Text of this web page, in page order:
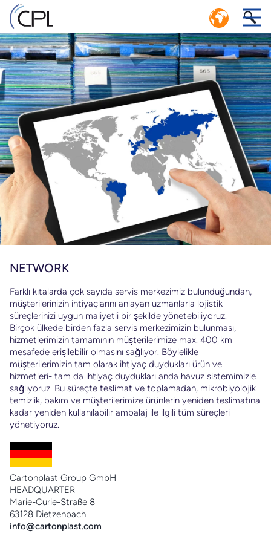
NETWORK
Farklı kıtalarda çok sayıda servis merkezimiz bulunduğundan,
müşterilerinizin ihtiyaçlarını anlayan uzmanlarla lojistik
süreçlerinizi uygun maliyetli bir şekilde yönetebiliyoruz.
Birçok ülkede birden fazla servis merkezimizin bulunması,
hizmetlerimizin tamamının müşterilerimize max. 400 km
mesafede erişilebilir olmasını sağlıyor. Böylelikle
müşterilerimizin tam olarak ihtiyaç duydukları ürün ve
hizmetleri- tam da ihtiyaç duydukları anda havuz sistemimizle
sağlıyoruz. Bu süreçte teslimat ve toplamadan, mikrobiyolojik
temizlik, bakım ve müşterilerimize ürünlerin yeniden teslimatına
kadar yeniden kullanılabilir ambalaj ile ilgili tüm süreçleri
yönetiyoruz.
Cartonplast Group GmbH
HEADQUARTER
Marie-Curie-Straße 8
63128 Dietzenbach
info@cartonplast.com
1
DÖNGÜSEL EKONOMİ: VERİMLİ KAPALI
DÖNGÜ LOJİSTİK SİSTEMİ
CPL HAVUZ YÖNETİMİ SERVİS MERKEZİ